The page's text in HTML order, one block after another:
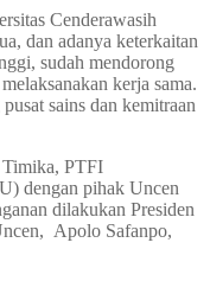
Cenderawasih
dan adanya keterkaitan
sudah mendorong
kerja sama.
sains dan kemitraan
Timika, PTFI
dengan pihak Uncen
dilakukan Presiden
Apolo Safanpo,